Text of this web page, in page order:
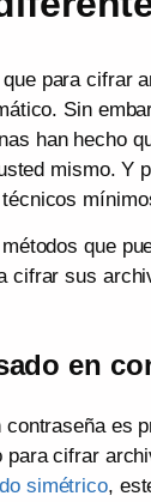
para cifrar
Sin
han hecho
mismo. Y
que
cifrar sus
en
es
para cifrar
simétrico,